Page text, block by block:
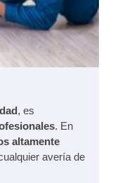
, es
. En
altamente
avería de